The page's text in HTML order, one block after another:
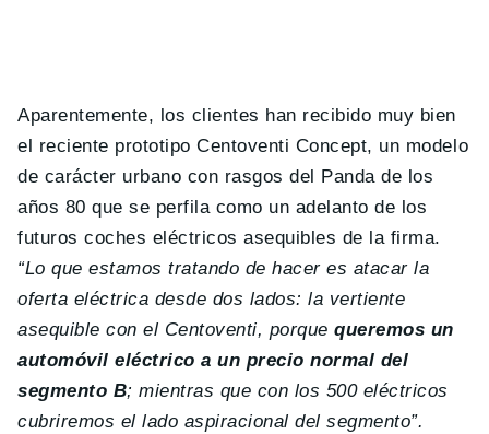
Aparentemente, los clientes han recibido muy bien
el reciente prototipo Centoventi Concept, un modelo
de carácter urbano con rasgos del Panda de los
años 80 que se perfila como un adelanto de los
futuros coches eléctricos asequibles de la firma.
“Lo que estamos tratando de hacer es atacar la
oferta eléctrica desde dos lados: la vertiente
asequible con el Centoventi, porque queremos un
automóvil eléctrico a un precio normal del
segmento B; mientras que con los 500 eléctricos
cubriremos el lado aspiracional del segmento”.